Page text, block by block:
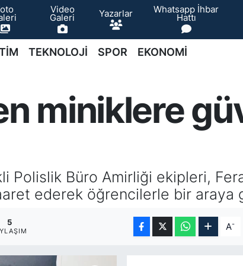
Video
Galeri Yazarlar Whatsapp İhbar
Hattı
TEKNOLOJİ SPOR EKONOMİ
miniklere
Polislik Büro Amirliği ekipleri,
ederek öğrencilerle bir araya
5 A-